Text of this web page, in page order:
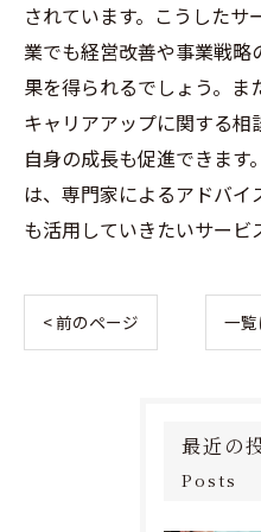
されています。こうした
業でも経営改善や事業戦略
果を得られるでしょう。
キャリアアップに関する
自身の成長も促進できます
は、専門家によるアドバイ
も活用していきたいサービ
< 前のページ 一覧
最近の
Posts